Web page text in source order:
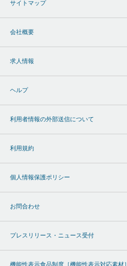
サイトマップ
会社概要
求人情報
ヘルプ
利用者情報の外部送信について
利用規約
個人情報保護ポリシー
お問合わせ
プレスリリース・ニュース受付